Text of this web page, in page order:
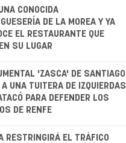
CONOCIDA
DE LA MOREA Y YA
EL RESTAURANTE QUE
SU LUGAR
'ZASCA' DE SANTIAGO
A UNA TUITERA DE IZQUIERDAS
PARA DEFENDER LOS
DE RENFE
RESTRINGIRÁ EL TRÁFICO